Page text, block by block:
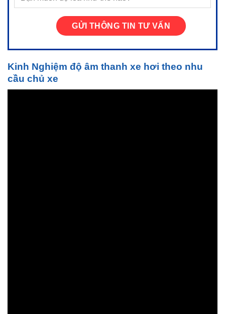
Kinh Nghiệm độ âm thanh xe hơi theo nhu
cầu chủ xe